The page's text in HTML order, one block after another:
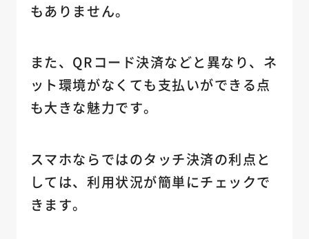
もありません。
また、QRコード決済などと異なり、ネ
ット環境がなくても支払いができる点
も大きな魅力です。
スマホならではのタッチ決済の利点と
しては、利用状況が簡単にチェックで
きます。